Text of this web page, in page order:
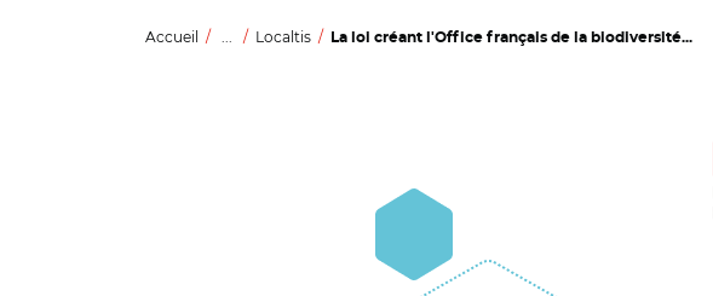
Accueil ... Localtis La loi créant l'Office français de la biodiversité...